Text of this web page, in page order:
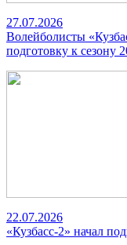
27.07.2026
Волейболисты
подготовку к сезону
22.07.2026
«Кузбасс-2» начал